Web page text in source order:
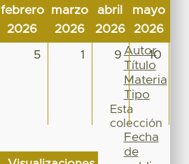
febrero
2026
marzo
2026
abril
2026
mayo
2026
5 1 9 10
Fecha
de
publicación
Autor
Título
Materia
Tipo
Esta
colección
Fecha
de